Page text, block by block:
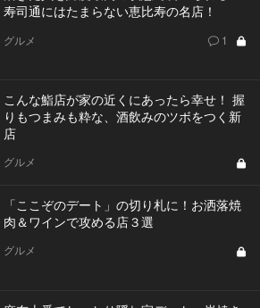
寿司通にはたまらない恵比寿の名店！
グルメ 1
こんな鮨店が家の近くにあったら幸せ！ 握
りもつまみも粋な、酒飲みのツボをつく新
店
グルメ
「ここぞのデート」の切り札に！お洒落焼
肉＆ワインで攻める店３選
グルメ